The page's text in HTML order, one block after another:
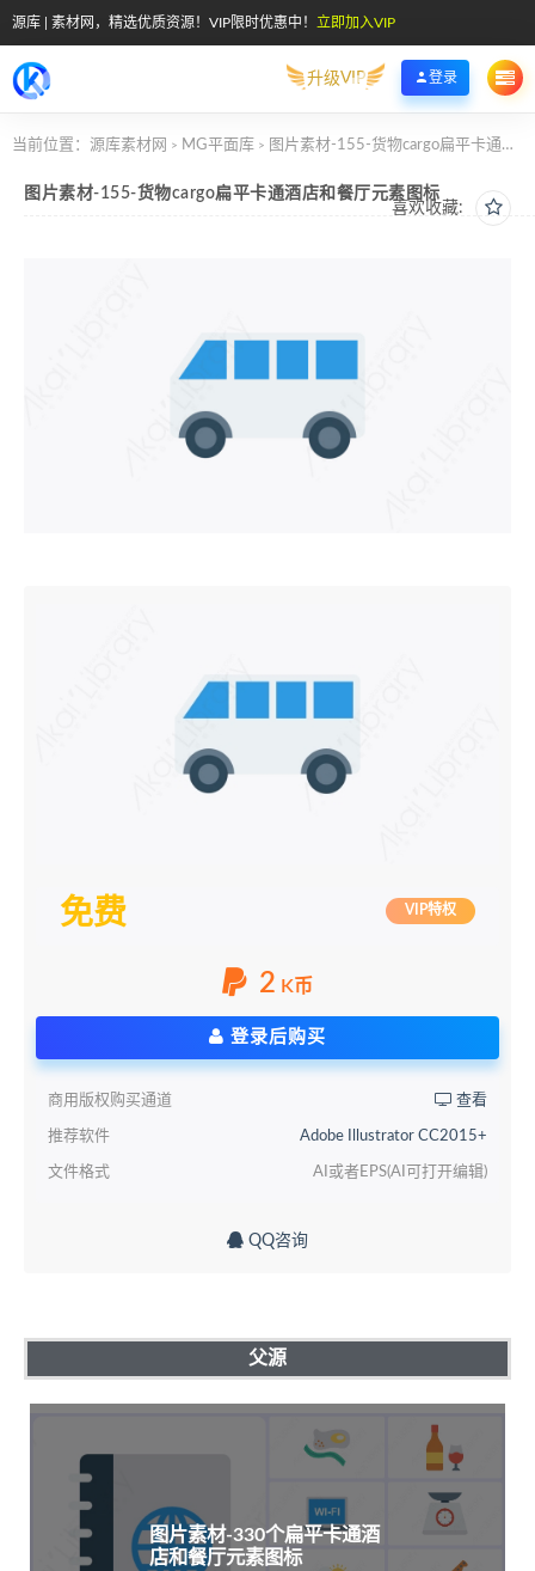
源库 | 素材网，精选优质资源！VIP限时优惠中！ 立即加入VIP
升级VIP 登录
当前位置： 源库素材网 > MG平面库 > 图片素材-155-货物cargo扁平卡通酒店和餐厅元素图标
喜欢收藏:
图片素材-155-货物cargo扁平卡通酒店和餐厅元素图标
免费 VIP特权
2 K币
登录后购买
商用版权购买通道 查看
推荐软件 Adobe Illustrator CC2015+
文件格式 AI或者EPS(AI可打开编辑)
QQ咨询
父源
图片素材-330个扁平卡通酒
店和餐厅元素图标